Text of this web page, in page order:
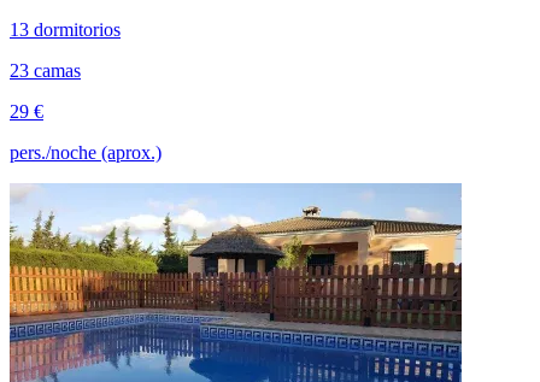
13 dormitorios
23 camas
29 €
pers./noche (aprox.)